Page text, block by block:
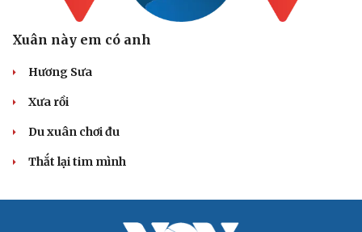
Xuân này em có anh
Hương Sưa
Xưa rồi
Du xuân chơi đu
Thắt lại tim mình